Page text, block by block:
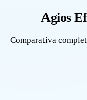
Agios
Comparativa